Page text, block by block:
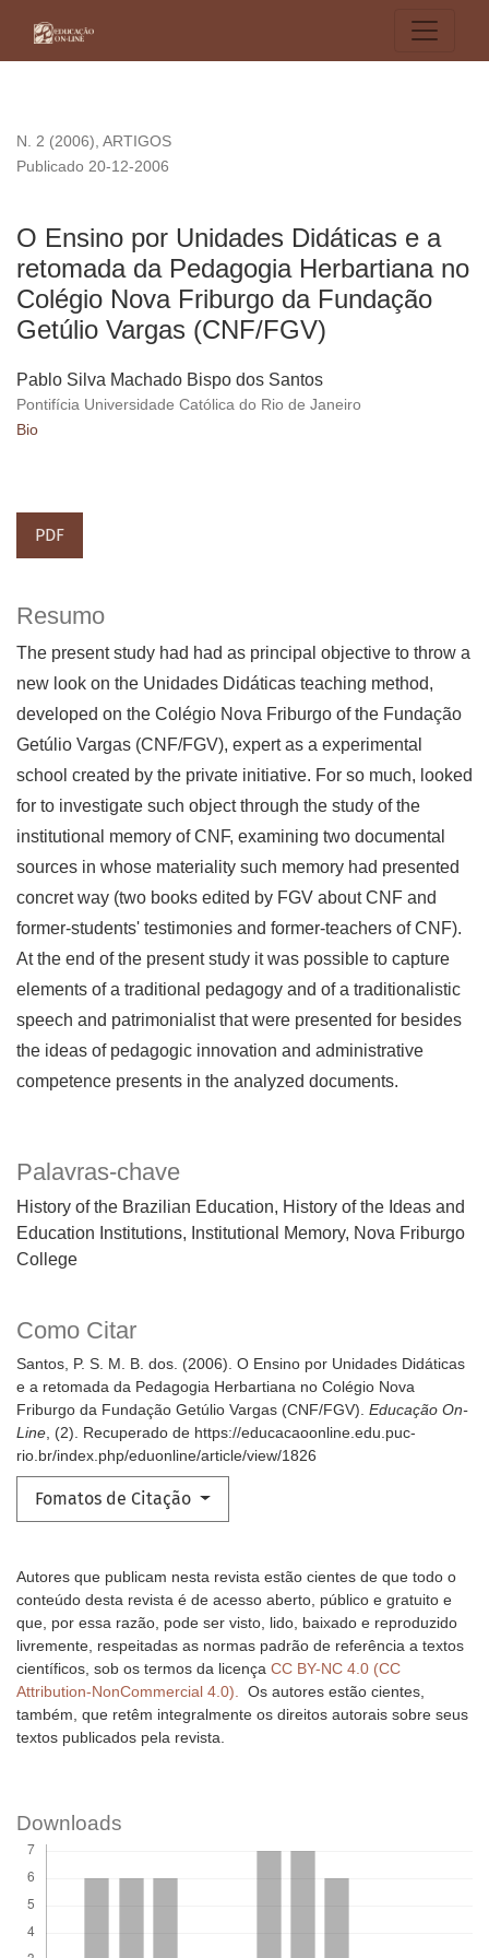
N. 2 (2006), ARTIGOS
O Ensino por Unidades Didáticas e a
retomada da Pedagogia Herbartiana no
Colégio Nova Friburgo da Fundação
Getúlio Vargas (CNF/FGV)
Publicado 20-12-2006
Pablo Silva Machado Bispo dos Santos
Pontifícia Universidade Católica do Rio de Janeiro
Bio
PDF
Palavras-chave
History of the Brazilian Education
History of the Ideas and
Education Institutions
Institutional Memory Nova Friburgo
College
Como Citar
Santos, P. S. M. B. dos. (2006). O Ensino por Unidades Didáticas
e a retomada da Pedagogia Herbartiana no Colégio Nova
Friburgo da Fundação Getúlio Vargas (CNF/FGV). Educação On-
Line, (2). Recuperado de https://educacaoonline.edu.puc-
rio.br/index.php/eduonline/article/view/1826
Fomatos de Citação
Resumo
The present study had had as principal objective to throw a
new look on the Unidades Didáticas teaching method,
developed on the Colégio Nova Friburgo of the Fundação
Getúlio Vargas (CNF/FGV), expert as a experimental
school created by the private initiative. For so much, looked
for to investigate such object through the study of the
institutional memory of CNF, examining two documental
sources in whose materiality such memory had presented
concret way (two books edited by FGV about CNF and
former-students' testimonies and former-teachers of CNF).
At the end of the present study it was possible to capture
elements of a traditional pedagogy and of a traditionalistic
speech and patrimonialist that were presented for besides
the ideas of pedagogic innovation and administrative
competence presents in the analyzed documents.
Autores que publicam nesta revista estão cientes de que todo o
conteúdo desta revista é de acesso aberto, público e gratuito e
que, por essa razão, pode ser visto, lido, baixado e reproduzido
livremente, respeitadas as normas padrão de referência a textos
científicos, sob os termos da licença CC BY-NC 4.0 (CC
Attribution-NonCommercial 4.0). Os autores estão cientes,
também, que retêm integralmente os direitos autorais sobre seus
textos publicados pela revista.
Downloads